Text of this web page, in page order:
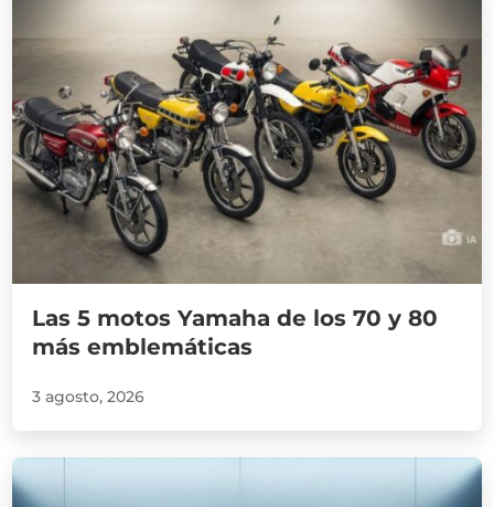
Las 5 motos Yamaha de los 70 y 80
más emblemáticas
3 agosto, 2026